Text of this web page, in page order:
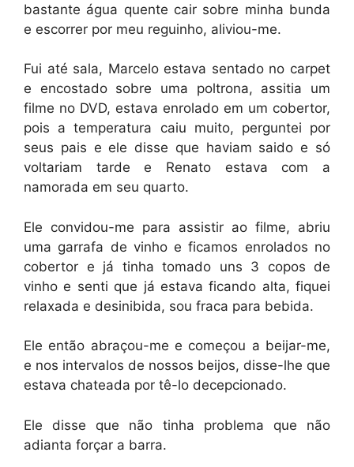
bastante água quente cair sobre minha bunda
e escorrer por meu reguinho, aliviou-me.
Fui até sala, Marcelo estava sentado no carpet
e encostado sobre uma poltrona, assitia um
filme no DVD, estava enrolado em um cobertor,
pois a temperatura caiu muito, perguntei por
seus pais e ele disse que haviam saido e só
voltariam tarde e Renato estava com a
namorada em seu quarto.
Ele convidou-me para assistir ao filme, abriu
uma garrafa de vinho e ficamos enrolados no
cobertor e já tinha tomado uns 3 copos de
vinho e senti que já estava ficando alta, fiquei
relaxada e desinibida, sou fraca para bebida.
Ele então abraçou-me e começou a beijar-me,
e nos intervalos de nossos beijos, disse-lhe que
estava chateada por tê-lo decepcionado.
Ele disse que não tinha problema que não
adianta forçar a barra.